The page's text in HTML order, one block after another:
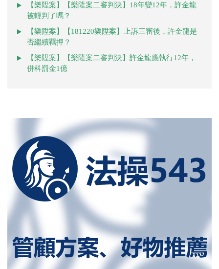
【樂陞案】【樂陞案二審判決】18年變12年，許金龍
被輕判了嗎？
【樂陞案】【181220樂陞案】上訴三審後，許金龍是
否繼續羈押？
【樂陞案】【樂陞案二審判決】許金龍應執行12年，
併科罰金1億